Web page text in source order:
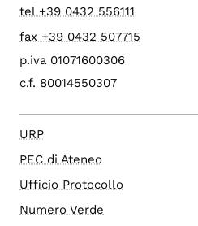
tel +39 0432 556111
fax +39 0432 507715
p.iva 01071600306
c.f. 80014550307
URP
PEC di Ateneo
Ufficio Protocollo
Numero Verde